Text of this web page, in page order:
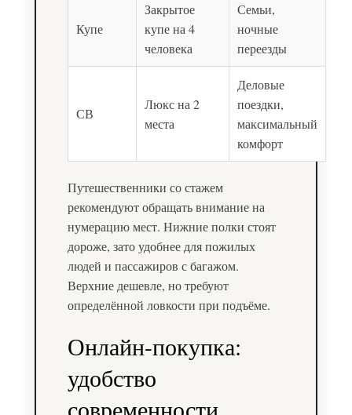
Купе
Закрытое
купе на 4
человека
Семьи,
ночные
переезды
СВ
Люкс на 2
места
Деловые
поездки,
максимальный
комфорт
Путешественники со стажем
рекомендуют обращать внимание на
нумерацию мест. Нижние полки стоят
дороже, зато удобнее для пожилых
людей и пассажиров с багажом.
Верхние дешевле, но требуют
определённой ловкости при подъёме.
Онлайн-покупка:
удобство